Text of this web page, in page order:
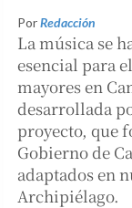
PorRedacción
La música se
esencial para
mayores en
desarrollada
proyecto, que
Gobierno de
adaptados en
Archipiélago.